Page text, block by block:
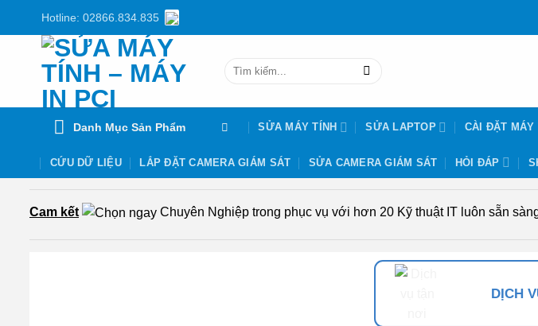
Hotline: 02866.834.835
Tìm
Danh Mục Sản Phẩm SỬA MÁY TÍNH SỬA LAPTOP CÀI ĐẶT MÁY
CỨU DỮ LIỆU LẮP ĐẶT CAMERA GIÁM SÁT SỬA CAMERA GIÁM SÁT HỎI ĐÁP
Cam kết Chuyên Nghiệp trong phục vụ với hơn 20 Kỹ thuật IT luôn sẵn
DỊCH